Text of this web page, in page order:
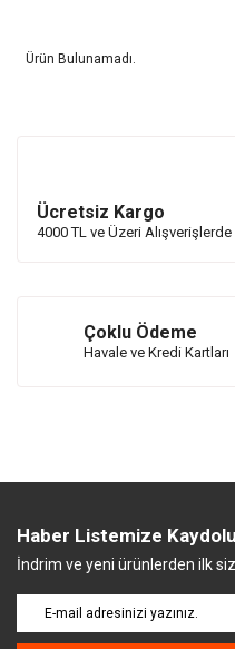
Ürün Bulunamadı.
Ücretsiz Kargo
4000 TL ve Üzeri Alışverişlerde
Çoklu Ödeme
Havale ve Kredi Kartları
Haber Listemize
İndrim ve yeni ürünlerden ilk